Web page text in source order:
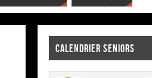
CALENDRIER SENIORS